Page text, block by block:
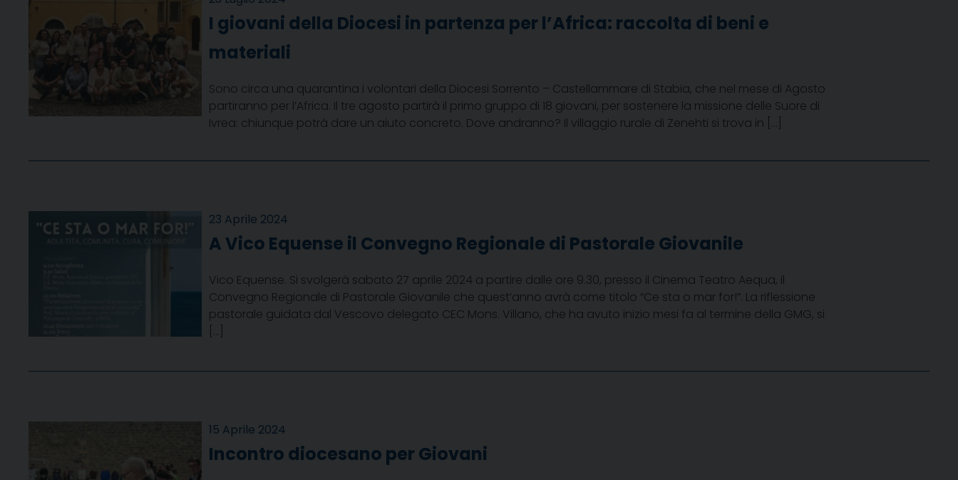
I giovani della Diocesi in partenza per l’Africa: raccolta di beni e
materiali
Sono circa una quarantina i volontari della Diocesi Sorrento – Castellammare di Stabia, che nel mese di Agosto
partiranno per l’Africa. Il tre agosto partirà il primo gruppo di 18 giovani, per sostenere la missione delle Suore di
Ivrea: chiunque potrà dare un aiuto concreto. Dove andranno? Il villaggio rurale di Zenehti si trova in […]
23 Aprile 2024
A Vico Equense il Convegno Regionale di Pastorale Giovanile
Vico Equense. Si svolgerà sabato 27 aprile 2024 a partire dalle ore 9.30, presso il Cinema Teatro Aequa, il
Convegno Regionale di Pastorale Giovanile che quest’anno avrà come titolo “Ce sta o mar for!”. La riflessione
pastorale guidata dal Vescovo delegato CEC Mons. Villano, che ha avuto inizio mesi fa al termine della GMG, si
[…]
15 Aprile 2024
Incontro diocesano per Giovani